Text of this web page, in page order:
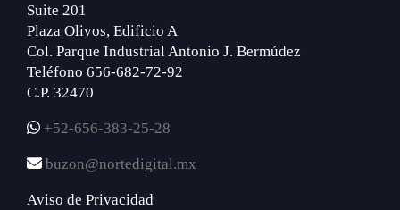
Suite 201
Plaza Olivos, Edificio A
Col. Parque Industrial Antonio J. Bermúdez
Teléfono 656-682-72-92
C.P. 32470
+52-656-383-25-28
buzon@nortedigital.mx
Aviso de Privacidad